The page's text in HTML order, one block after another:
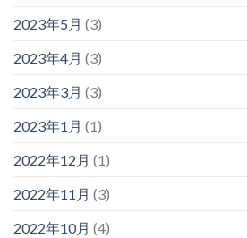
2023年5月 (3)
2023年4月 (3)
2023年3月 (3)
2023年1月 (1)
2022年12月 (1)
2022年11月 (3)
2022年10月 (4)